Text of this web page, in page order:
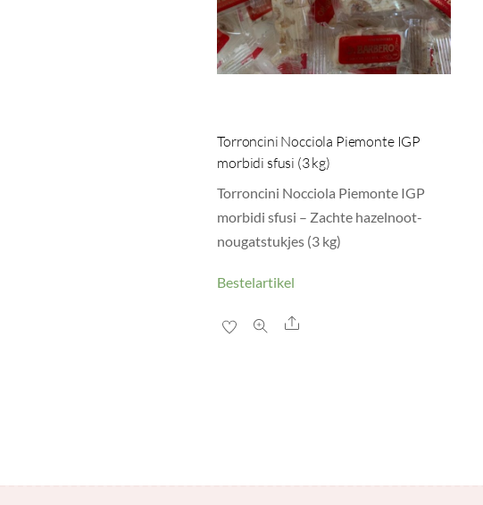
Torroncini Nocciola Piemonte IGP
morbidi sfusi (3 kg)
Torroncini Nocciola Piemonte IGP
morbidi sfusi – Zachte hazelnoot-
nougatstukjes (3 kg)
Bestelartikel
Share